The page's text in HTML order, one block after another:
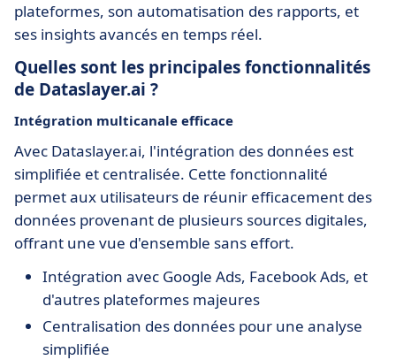
plateformes, son automatisation des rapports, et
ses insights avancés en temps réel.
Quelles sont les principales fonctionnalités
de Dataslayer.ai ?
Intégration multicanale efficace
Avec Dataslayer.ai, l'intégration des données est
simplifiée et centralisée. Cette fonctionnalité
permet aux utilisateurs de réunir efficacement des
données provenant de plusieurs sources digitales,
offrant une vue d'ensemble sans effort.
Intégration avec Google Ads, Facebook Ads, et
d'autres plateformes majeures
Centralisation des données pour une analyse
simplifiée